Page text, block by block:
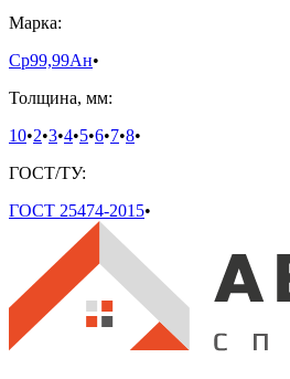
Марка:
Ср99,99Ан•
Толщина, мм:
10•2•3•4•5•6•7•8•
ГОСТ/ТУ:
ГОСТ 25474-2015•